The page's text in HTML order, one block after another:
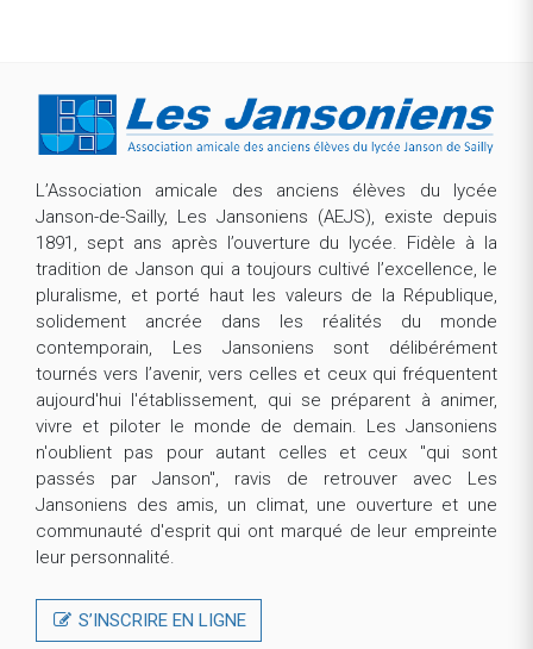
L’Association amicale des anciens élèves du lycée
Janson-de-Sailly, Les Jansoniens (AEJS), existe depuis
1891, sept ans après l’ouverture du lycée. Fidèle à la
tradition de Janson qui a toujours cultivé l’excellence, le
pluralisme, et porté haut les valeurs de la République,
solidement ancrée dans les réalités du monde
contemporain, Les Jansoniens sont délibérément
tournés vers l’avenir, vers celles et ceux qui fréquentent
aujourd'hui l'établissement, qui se préparent à animer,
vivre et piloter le monde de demain. Les Jansoniens
n'oublient pas pour autant celles et ceux "qui sont
passés par Janson", ravis de retrouver avec Les
Jansoniens des amis, un climat, une ouverture et une
communauté d'esprit qui ont marqué de leur empreinte
leur personnalité.
S’INSCRIRE EN LIGNE